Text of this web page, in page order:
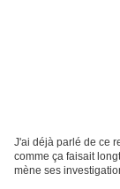
J'ai déjà parlé de ce
comme ça faisait
mène ses